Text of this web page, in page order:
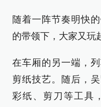
随着一阵节奏明快
的带领下，大家又玩
在车厢的另一端，
剪纸技艺。随后，
彩纸、剪刀等工具